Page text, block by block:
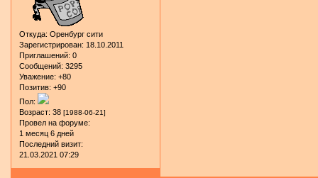
Откуда: Оренбург сити
Зарегистрирован: 18.10.2011
Приглашений: 0
Сообщений: 3295
Уважение: +80
Позитив: +90
Пол:
Возраст: 38 [1988-06-21]
Провел на форуме:
1 месяц 6 дней
Последний визит:
21.03.2021 07:29